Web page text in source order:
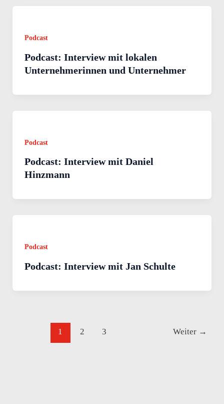
Podcast
Podcast: Interview mit lokalen
Unternehmerinnen und Unternehmer
Podcast
Podcast: Interview mit Daniel
Hinzmann
Podcast
Podcast: Interview mit Jan Schulte
1 2 3 Weiter →